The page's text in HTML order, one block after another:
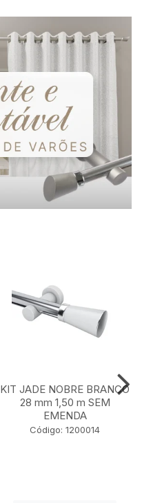
KIT JADE NOBRE BRANCO
28 mm 1,50 m SEM
EMENDA
Código: 1200014